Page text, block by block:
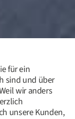
für ein
sind und über
wir anders
unsere Kunden,